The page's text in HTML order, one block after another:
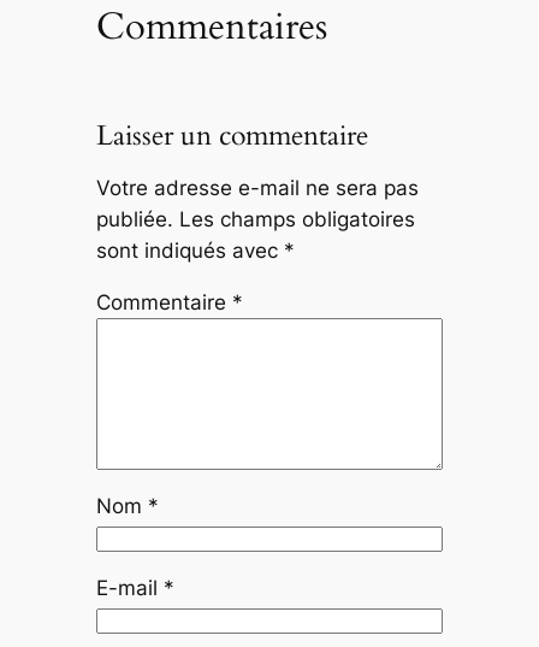
Commentaires
Laisser un commentaire
Votre adresse e-mail ne sera pas
publiée. Les champs obligatoires
sont indiqués avec *
Commentaire *
Nom *
E-mail *